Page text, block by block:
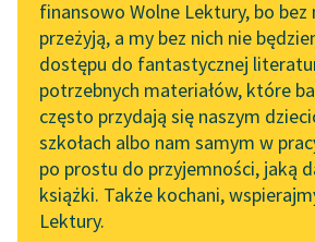
Wolne Lektury na 32.
Pol’and’Rock Festivalu
„Kochanek Lady
Chatterley” do słuchania
na Wolnych Lekturach
Nowy audiobook –
„Marzenie o Oriencie”
API
OAI-
finansowo Wolne Lektury, bo bez
przeżyją, a my bez nich nie
dostępu do fantastycznej
potrzebnych materiałów, które
często przydają się naszym
szkołach albo nam samym w
po prostu do przyjemności, jaką
książki. Także kochani,
Lektury.
czują...
Czytaj
Motyw: Nuda